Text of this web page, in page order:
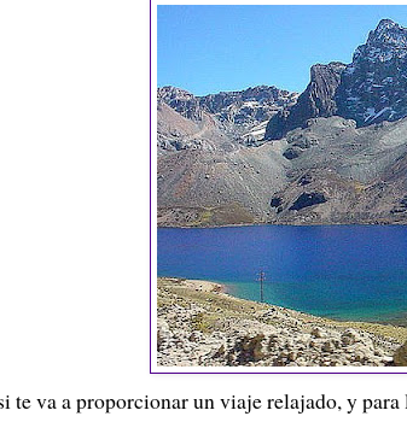
te va a proporcionar un viaje relajado, y